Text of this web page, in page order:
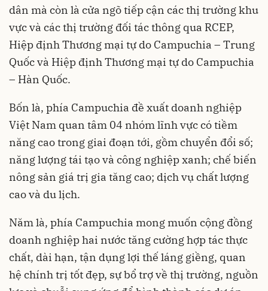
dân mà còn là cửa ngõ tiếp cận các thị trường khu
vực và các thị trường đối tác thông qua RCEP,
Hiệp định Thương mại tự do Campuchia – Trung
Quốc và Hiệp định Thương mại tự do Campuchia
– Hàn Quốc.
Bốn là, phía Campuchia đề xuất doanh nghiệp
Việt Nam quan tâm 04 nhóm lĩnh vực có tiềm
năng cao trong giai đoạn tới, gồm chuyển đổi số;
năng lượng tái tạo và công nghiệp xanh; chế biến
nông sản giá trị gia tăng cao; dịch vụ chất lượng
cao và du lịch.
Năm là, phía Campuchia mong muốn cộng đồng
doanh nghiệp hai nước tăng cường hợp tác thực
chất, dài hạn, tận dụng lợi thế láng giềng, quan
hệ chính trị tốt đẹp, sự bổ trợ về thị trường, nguồn